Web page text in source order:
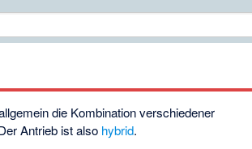
die Kombination verschiedener
Antrieb ist also hybrid.